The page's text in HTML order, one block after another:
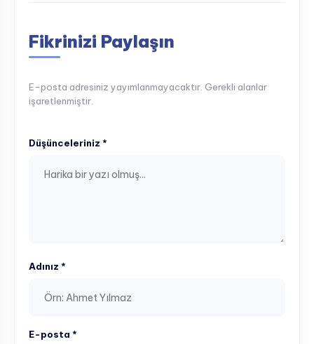
Fikrinizi Paylaşın
E-posta adresiniz yayımlanmayacaktır. Gerekli alanlar
işaretlenmiştir.
Düşünceleriniz *
Adınız *
E-posta *